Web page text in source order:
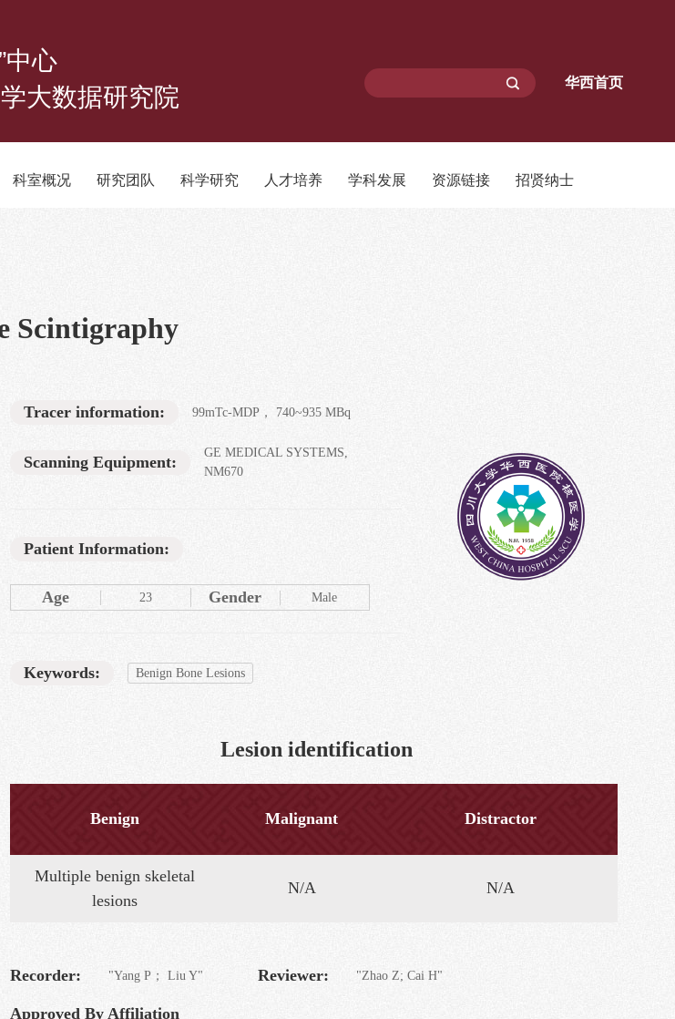
华西首页
中心
大数据研究院
科室概况 研究团队 科学研究 人才培养 学科发展 资源链接 招贤纳士
Scintigraphy
Tracer information: 99mTc-MDP， 740~935 MBq
Scanning Equipment:
GE MEDICAL SYSTEMS,
NM670
Patient Information:
Age 23 Gender Male
Keywords: Benign Bone Lesions
Lesion identification
Benign Malignant Distractor
Multiple benign skeletal
lesions
N/A N/A
Recorder: "Yang P； Liu Y" Reviewer: "Zhao Z; Cai H"
Approved By Affiliation